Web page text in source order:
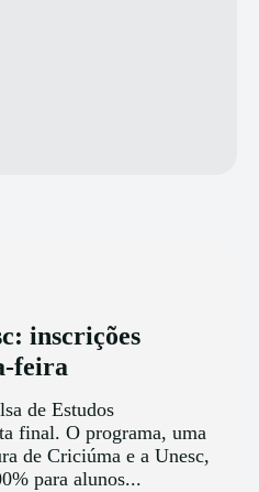
inscrições
feira
de Estudos
final. O programa, uma
de Criciúma e a Unesc,
para alunos...